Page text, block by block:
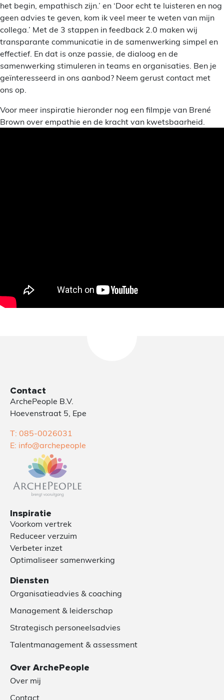
het begin, empathisch zijn.’ en ‘Door echt te luisteren en nog
geen advies te geven, kom ik veel meer te weten van mijn
collega.’ Met de 3 stappen in feedback 2.0 maken wij
transparante communicatie in de samenwerking simpel en
effectief. En dat is onze passie, de dialoog en de
samenwerking stimuleren in teams en organisaties. Ben je
geïnteresseerd in ons aanbod? Neem gerust contact met
ons op.
Voor meer inspiratie hieronder nog een filmpje van Brené
Brown over empathie en de kracht van kwetsbaarheid.
Contact
ArchePeople B.V.
Hoevenstraat 5, Epe
T: 085-0026031
E: info@archepeople
Inspiratie
Voorkom vertrek
Reduceer verzuim
Verbeter inzet
Optimaliseer samenwerking
Diensten
Organisatieadvies & coaching
Management & leiderschap
Strategisch personeelsadvies
Talentmanagement & assessment
Over ArchePeople
Over mij
Contact